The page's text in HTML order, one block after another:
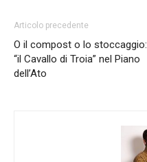
Articolo precedente
O il compost o lo stoccaggio:
“il Cavallo di Troia” nel Piano
dell’Ato